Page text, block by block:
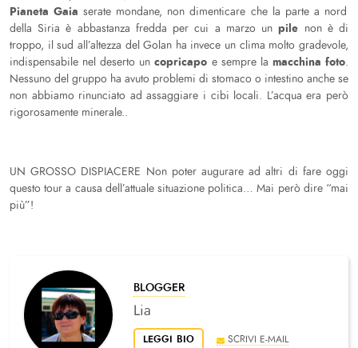
Pianeta Gaia serate mondane, non dimenticare che la parte a nord
della Siria è abbastanza fredda per cui a marzo unpile non è di
troppo, il sud all’altezza del Golan ha invece un clima molto gradevole,
indispensabile nel deserto uncopricapo e sempre la macchina foto.
Nessuno del gruppo ha avuto problemi di stomaco o intestino anche se
non abbiamo rinunciato ad assaggiare i cibi locali. L’acqua era però
rigorosamente minerale..
UN GROSSO DISPIACERE Non poter augurare ad altri di fare oggi
questo tour a causa dell’attuale situazione politica… Mai però dire “mai
più”!
BLOGGER
Lia
SCRIVI E-MAIL
LEGGI BIO